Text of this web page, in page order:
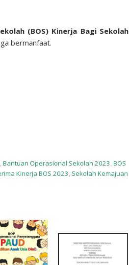
(BOS) Kinerja Bagi Sekolah
bermanfaat.
,Bantuan Operasional Sekolah 2023,BOS
Kinerja BOS 2023, Sekolah Kemajuan